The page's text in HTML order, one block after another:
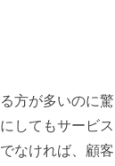
方が多いのに驚
してもサービス
なければ、顧客